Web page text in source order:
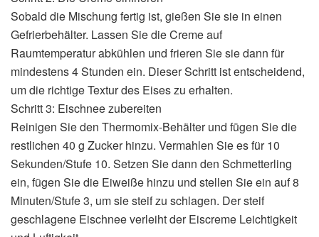
Sobald die Mischung fertig ist, gießen Sie sie in einen
Gefrierbehälter. Lassen Sie die Creme auf
Raumtemperatur abkühlen und frieren Sie sie dann für
mindestens 4 Stunden ein. Dieser Schritt ist entscheidend,
um die richtige Textur des Eises zu erhalten.
Schritt 3: Eischnee zubereiten
Reinigen Sie den Thermomix-Behälter und fügen Sie die
restlichen 40 g Zucker hinzu. Vermahlen Sie es für 10
Sekunden/Stufe 10. Setzen Sie dann den Schmetterling
ein, fügen Sie die Eiweiße hinzu und stellen Sie ein auf 8
Minuten/Stufe 3, um sie steif zu schlagen. Der steif
geschlagene Eischnee verleiht der Eiscreme Leichtigkeit